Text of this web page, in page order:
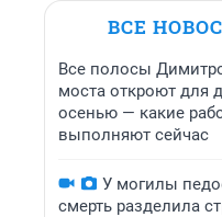
ВСЕ
Все полосы
моста откроют для
осенью — какие
выполняют сейчас
У могилы
смерть разделила